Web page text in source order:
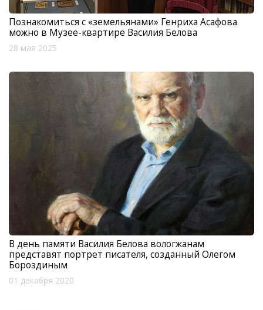
Познакомиться с «земельянами» Генриха Асафова
можно в Музее-квартире Василия Белова
28 мая 2025
В день памяти Василия Белова вологжанам
представят портрет писателя, созданный Олегом
Бороздиным
01 декабря 2020